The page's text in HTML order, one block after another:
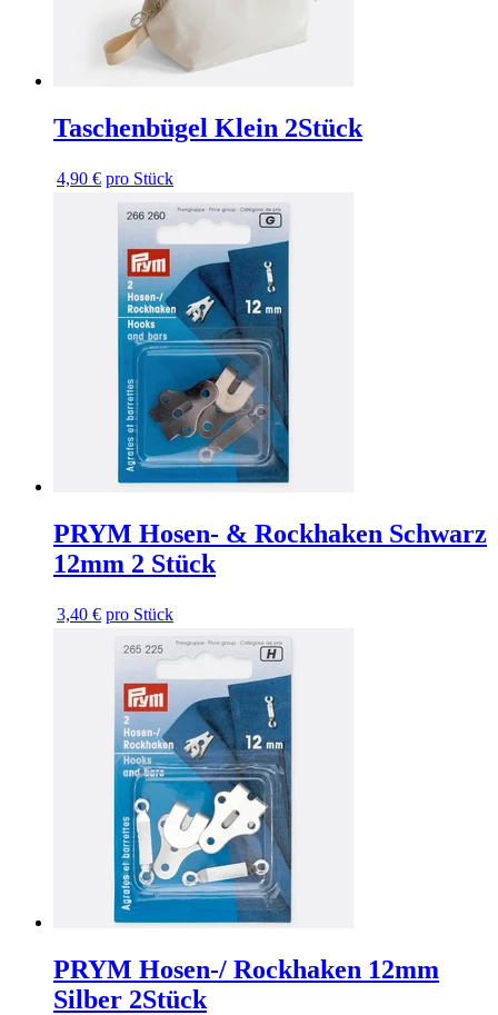
Taschenbügel Klein 2Stück
4,90 € pro Stück
PRYM Hosen- & Rockhaken Schwarz
12mm 2 Stück
3,40 € pro Stück
PRYM Hosen-/ Rockhaken 12mm
Silber 2Stück